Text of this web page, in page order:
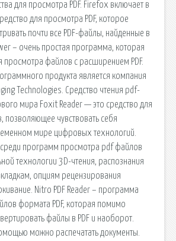
для просмотра PDF. Firefox включает в
для просмотра PDF, которое
почти все PDF-файлы, найденные в
– очень простая программа, которая
просмотра файлов с расширением PDF.
продукта является компания
Technologies. Средство чтения pdf-
мира Foxit Reader — это средство для
позволяющее чувствовать себя
мире цифровых технологий.
среди программ просмотра pdf файлов
технологии 3D-чтения, распознания
опциям рецензирования
Nitro PDF Reader – программа
формата PDF, которая помимо
файлы в PDF и наоборот.
можно распечатать документы.